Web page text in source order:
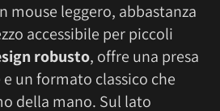
mouse leggero, abbastanza
accessibile per piccoli
robusto, offre una presa
un formato classico che
della mano. Sul lato